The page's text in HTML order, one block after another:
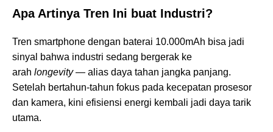
Apa Artinya Tren Ini buat Industri?
Tren smartphone dengan baterai 10.000mAh bisa jadi
sinyal bahwa industri sedang bergerak ke
arah longevity— alias daya tahan jangka panjang.
Setelah bertahun-tahun fokus pada kecepatan prosesor
dan kamera, kini efisiensi energi kembali jadi daya tarik
utama.